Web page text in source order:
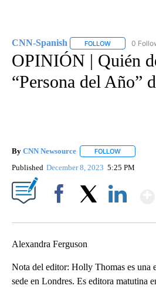
CNN-Spanish FOLLOW FOLLOW
0
OPINIÓN | Quién
“Persona del Año”
By CNN Newsource FOLLOW
Published December 8, 2023 5:25 PM
Alexandra Ferguson
Nota del editor: Holly Thomas es una
sede en Londres. Es editora matutina